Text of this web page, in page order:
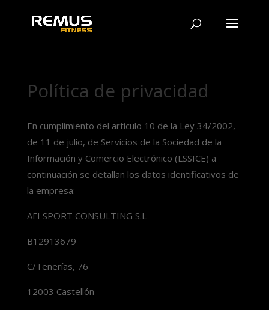
Política de privacidad
En cumplimiento del artículo 10 de la Ley 34/2002,
de 11 de julio, de Servicios de la Sociedad de la
Información y Comercio Electrónico (LSSICE) a
continuación se detallan los datos identificativos de
la empresa:
AFI SPORT CONSULTING S.L
B12913679
C/Tenerías, 76
12003 Castellón